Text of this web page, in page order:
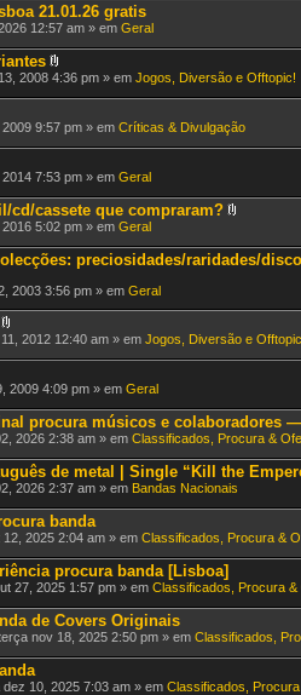
21.01.26 gratis
12:57 am » em Geral
A
e
o
(
)
2008 4:36 pm » em Jogos, Diversão e Offtopic!
9:57 pm » em Críticas & Divulgação
7:53 pm » em Geral
cassete que compraram?
e
x
s
5:02 pm » em Geral
preciosidades/raridades/
2003 3:56 pm » em Geral
A
n
e
o
(
s
2012 12:40 am » em Jogos, Diversão e
2009 4:09 pm » em Geral
procura músicos e colaboradores
2026 2:38 am » em Classificados, Procura &
de metal | Single “Kill the
2026 2:37 am » em Bandas Nacionais
banda
12, 2025 2:04 am » em Classificados, Procura &
procura banda [Lisboa]
27, 2025 1:57 pm » em Classificados, Procura
de Covers Originais
nov 18, 2025 2:50 pm » em Classificados,
dez 10, 2025 7:03 am » em Classificados,